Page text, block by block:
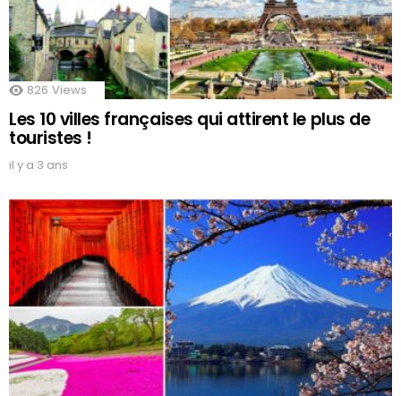
826 Views
Les 10 villes françaises qui attirent le plus de
touristes !
il y a 3 ans